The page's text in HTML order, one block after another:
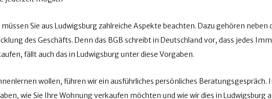
Sie aus Ludwigsburg zahlreiche Aspekte beachten. Dazu gehören
des Geschäfts. Denn das BGB schreibt in Deutschland vor, dass jedes
fällt auch das in Ludwigsburg unter diese Vorgaben.
wollen, führen wir ein ausführliches persönliches
wie Sie Ihre Wohnung verkaufen möchten und wie wir dies in Ludwigsburg